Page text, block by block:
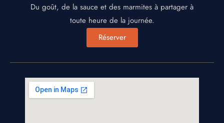
Du goût, de la sauce et des marmites à partager à
toute heure de la journée.
Réserver